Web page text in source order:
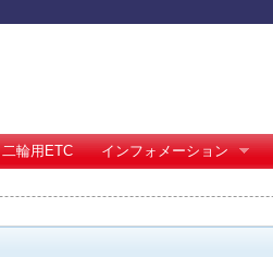
二輪用ETC インフォメーション